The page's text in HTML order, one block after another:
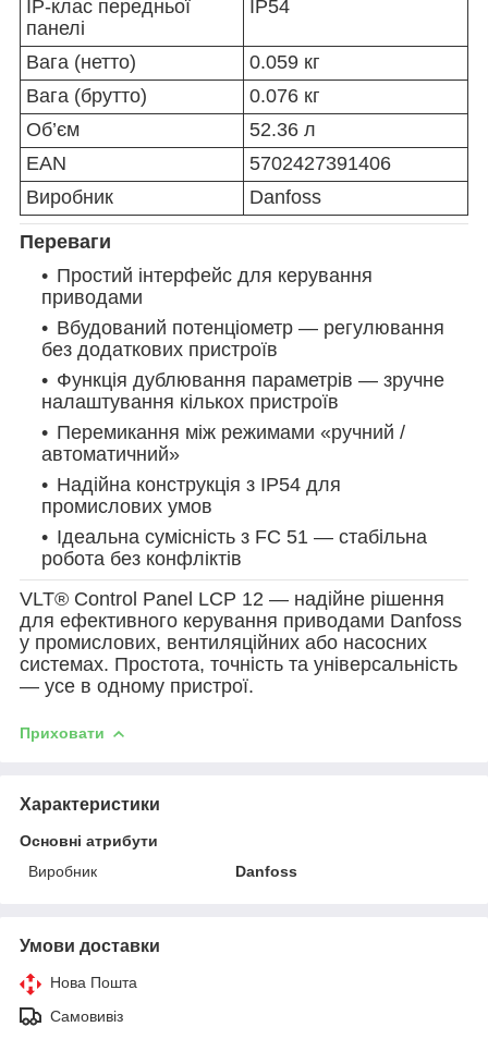
IP-клас передньої
панелі
IP54
Вага (нетто)
0.059 кг
Вага (брутто)
0.076 кг
Об’єм
52.36 л
EAN
5702427391406
Виробник
Danfoss
Переваги
Простий інтерфейс для керування
приводами
Вбудований потенціометр — регулювання
без додаткових пристроїв
Функція дублювання параметрів — зручне
налаштування кількох пристроїв
Перемикання між режимами «ручний /
автоматичний»
Надійна конструкція з IP54 для
промислових умов
Ідеальна сумісність з FC 51 — стабільна
робота без конфліктів
VLT® Control Panel LCP 12 — надійне рішення
для ефективного керування приводами Danfoss
у промислових, вентиляційних або насосних
системах. Простота, точність та універсальність
— усе в одному пристрої.
Приховати
Характеристики
Основні атрибути
Виробник
Danfoss
Умови доставки
Нова Пошта
Самовивіз